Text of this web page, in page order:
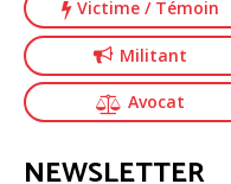
Victime / Témoin
Militant
Avocat
NEWSLETTER